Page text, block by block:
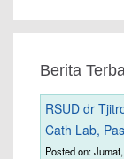
Berita
RSUD dr
Cath Lab,
Posted on: